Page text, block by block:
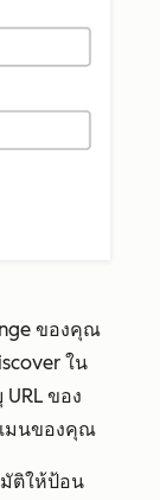
ของคุณ
ใน
ของ
เมนของคุณ
มัติให้ป้อน